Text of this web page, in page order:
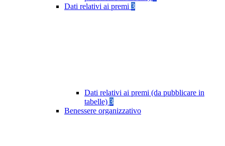
Dati relativi ai premi 3
Dati relativi ai premi (da pubblicare in
tabelle) 3
Benessere organizzativo